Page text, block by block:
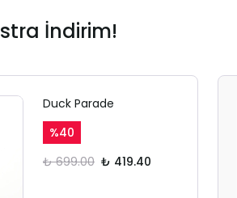
İndirim!
Duck Parade
%40
₺ 699.00 ₺ 419.40